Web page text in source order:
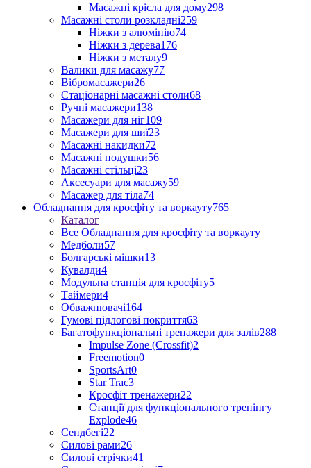
Масажні крісла для дому298
Масажні столи розкладні259
Ніжки з алюмінію74
Ніжки з дерева176
Ніжки з металу9
Валики для масажу77
Вібромасажери26
Стаціонарні масажні столи68
Ручні масажери138
Масажери для ніг109
Масажери для шиї23
Масажні накидки72
Масажні подушки56
Масажні стільці23
Аксесуари для масажу59
Масажер для тіла74
Обладнання для кросфіту та воркауту765
Каталог
Все Обладнання для кросфіту та воркауту
Медболи57
Болгарські мішки13
Кувалди4
Модульна станція для кросфіту5
Таймери4
Обважнювачі164
Гумові підлогові покриття63
Багатофункціональні тренажери для залів288
Impulse Zone (Crossfit)2
Freemotion0
SportsArt0
Star Trac3
Кросфіт тренажери22
Станції для функціонального тренінгу
Explode46
Сендбегі22
Силові рами26
Силові стрічки41